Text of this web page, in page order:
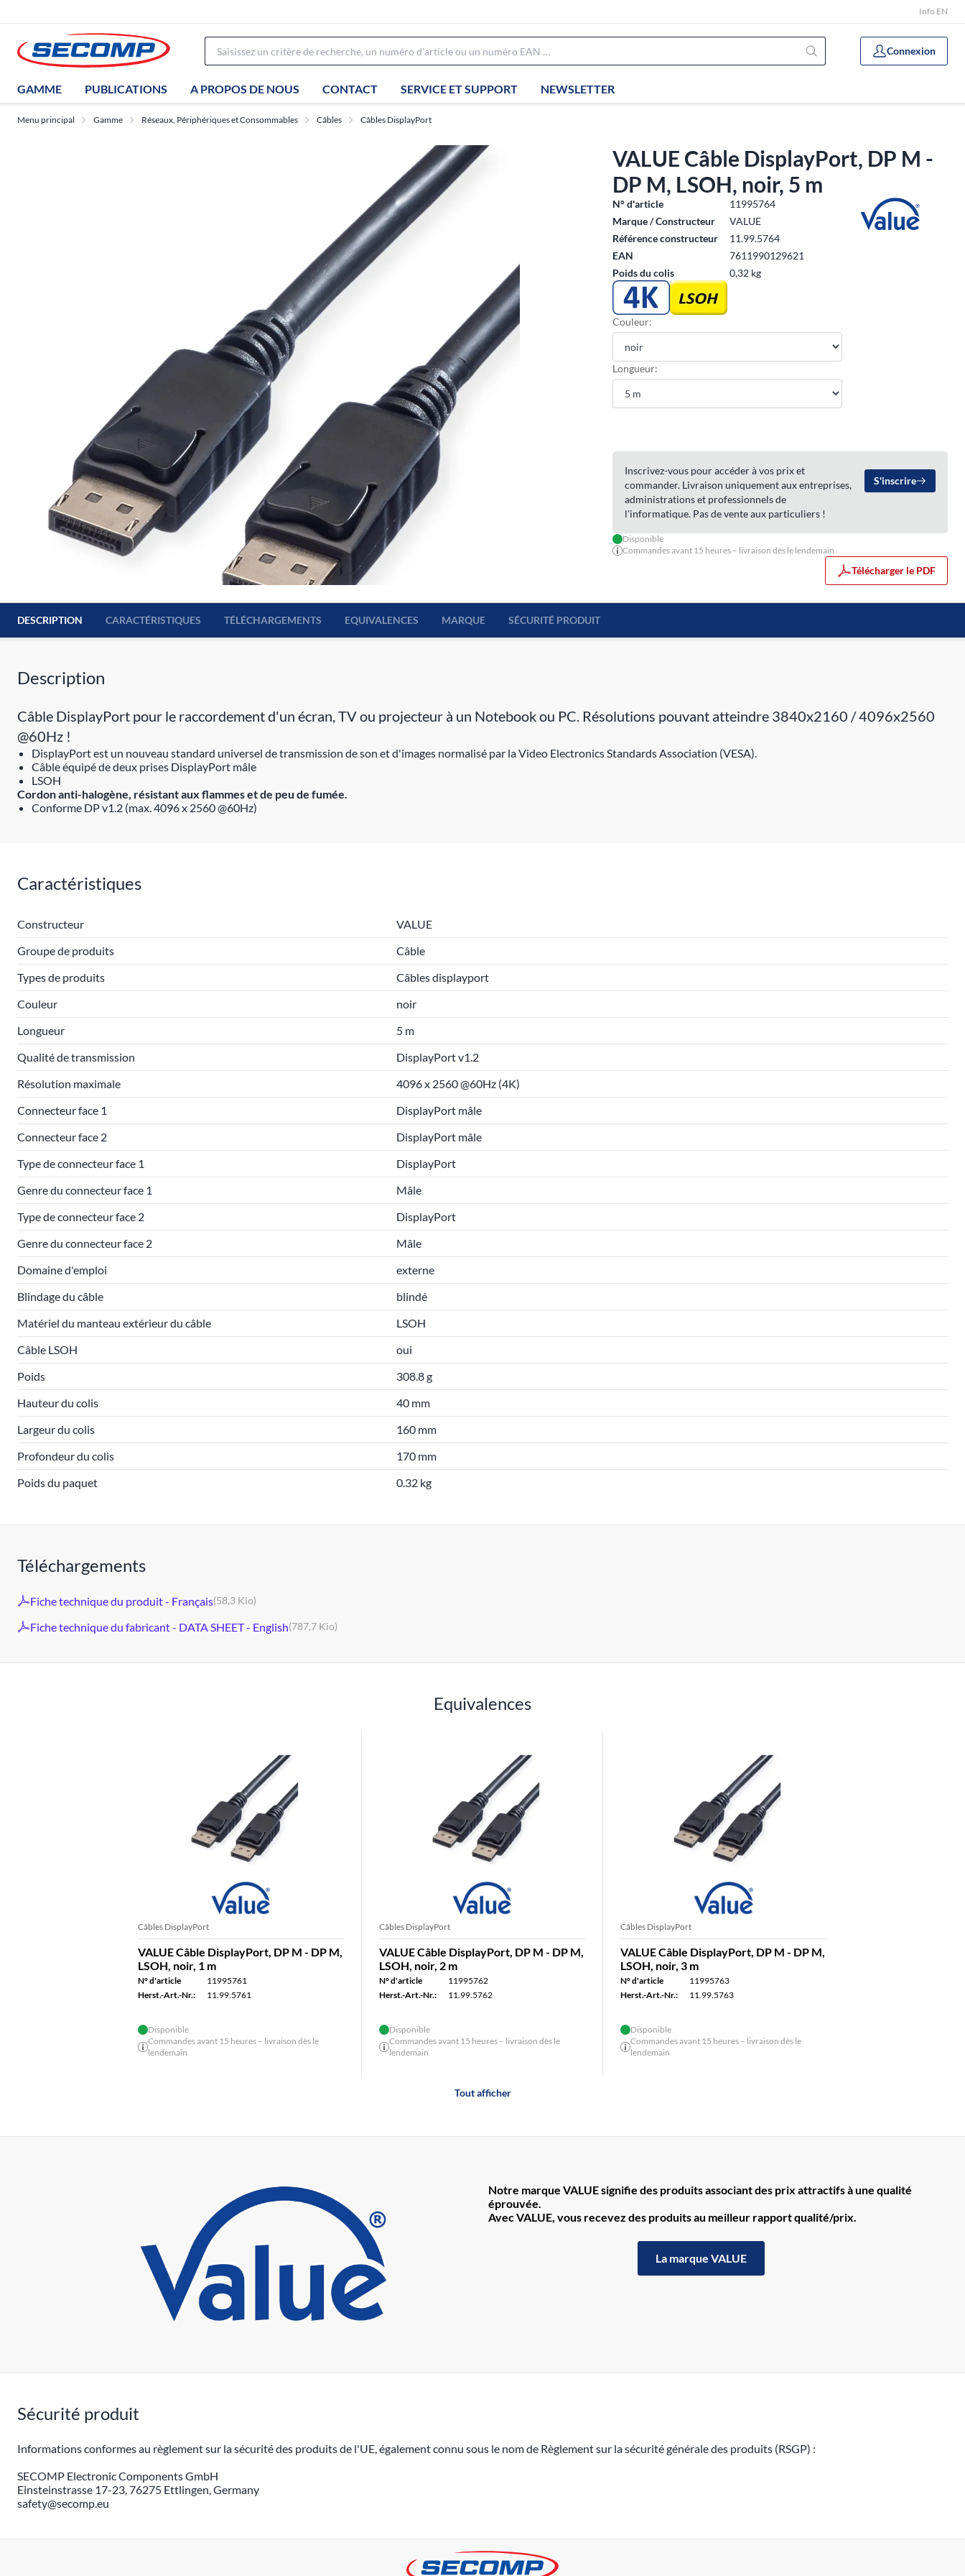
Info EN
Connexion
GAMME PUBLICATIONS A PROPOS DE NOUS CONTACT SERVICE ET SUPPORT NEWSLETTER
Menu principal Gamme Réseaux, Périphériques et Consommables Câbles Câbles DisplayPort
VALUE Câble DisplayPort, DP M -
DP M, LSOH, noir, 5 m
N° d'article
11995764
Marque / Constructeur
VALUE
Référence constructeur
11.99.5764
EAN
7611990129621
Poids du colis
0,32 kg
Couleur:
Longueur:
Inscrivez-vous pour accéder à vos prix et
commander. Livraison uniquement aux entreprises,
administrations et professionnels de
l'informatique. Pas de vente aux particuliers !
S'inscrire
Disponible
Commandes avant 15 heures – livraison dès le lendemain
Télécharger le PDF
DESCRIPTION CARACTÉRISTIQUES TÉLÉCHARGEMENTS EQUIVALENCES MARQUE SÉCURITÉ PRODUIT
Description
Câble DisplayPort pour le raccordement d'un écran, TV ou projecteur à un Notebook ou PC. Résolutions pouvant atteindre 3840x2160 / 4096x2560
@60Hz !
DisplayPort est un nouveau standard universel de transmission de son et d'images normalisé par la Video Electronics Standards Association (VESA).
Câble équipé de deux prises DisplayPort mâle
LSOH
Cordon anti-halogène, résistant aux flammes et de peu de fumée.
Conforme DP v1.2 (max. 4096 x 2560 @60Hz)
Caractéristiques
Constructeur
VALUE
Groupe de produits
Câble
Types de produits
Câbles displayport
Couleur
noir
Longueur
5 m
Qualité de transmission
DisplayPort v1.2
Résolution maximale
4096 x 2560 @60Hz (4K)
Connecteur face 1
DisplayPort mâle
Connecteur face 2
DisplayPort mâle
Type de connecteur face 1
DisplayPort
Genre du connecteur face 1
Mâle
Type de connecteur face 2
DisplayPort
Genre du connecteur face 2
Mâle
Domaine d'emploi
externe
Blindage du câble
blindé
Matériel du manteau extérieur du câble
LSOH
Câble LSOH
oui
Poids
308.8 g
Hauteur du colis
40 mm
Largeur du colis
160 mm
Profondeur du colis
170 mm
Poids du paquet
0.32 kg
Téléchargements
Fiche technique du produit - Français(58,3 Kio)
Fiche technique du fabricant - DATA SHEET - English(787,7 Kio)
Equivalences
Câbles DisplayPort
VALUE Câble DisplayPort, DP M - DP M,
LSOH, noir, 1 m
N° d'article
11995761
Herst.-Art.-Nr.:
11.99.5761
Disponible
Commandes avant 15 heures – livraison dès le
lendemain
Câbles DisplayPort
VALUE Câble DisplayPort, DP M - DP M,
LSOH, noir, 2 m
N° d'article
11995762
Herst.-Art.-Nr.:
11.99.5762
Disponible
Commandes avant 15 heures – livraison dès le
lendemain
Câbles DisplayPort
VALUE Câble DisplayPort, DP M - DP M,
LSOH, noir, 3 m
N° d'article
11995763
Herst.-Art.-Nr.:
11.99.5763
Disponible
Commandes avant 15 heures – livraison dès le
lendemain
Tout afficher
Notre marque VALUE signifie des produits associant des prix attractifs à une qualité
éprouvée.
Avec VALUE, vous recevez des produits au meilleur rapport qualité/prix.
La marque VALUE
Sécurité produit
Informations conformes au règlement sur la sécurité des produits de l'UE, également connu sous le nom de Règlement sur la sécurité générale des produits (RSGP) :
SECOMP Electronic Components GmbH
Einsteinstrasse 17-23, 76275 Ettlingen, Germany
safety@secomp.eu